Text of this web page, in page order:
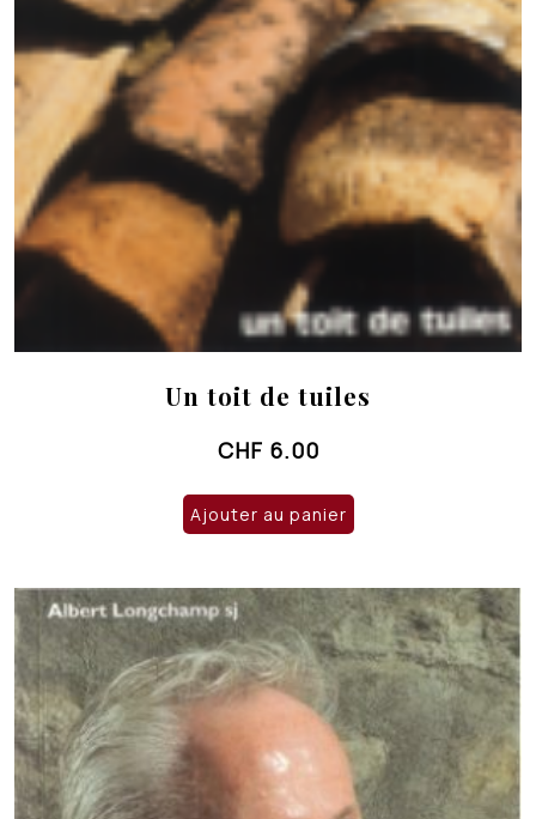
Un toit de tuiles
CHF 6.00
Ajouter au panier